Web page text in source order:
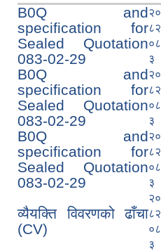
B0Q and
specification for
Sealed Quotation
083-02-29
२०
८२|
०८
३
B0Q and
specification for
Sealed Quotation
083-02-29
२०
८२|
०८
३
B0Q and
specification for
Sealed Quotation
083-02-29
२०
८२|
०८
३
व्यैयक्ति विवरणको ढाँचा
(CV)
२०
८२|
०८
३